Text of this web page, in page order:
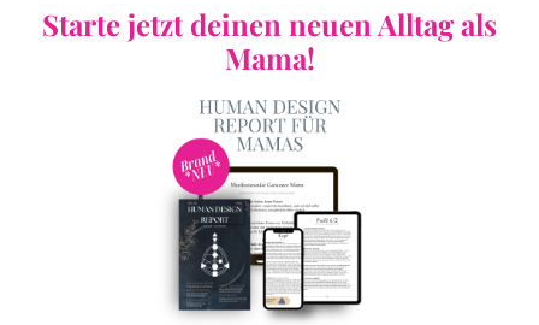
Starte jetzt deinen neuen Alltag als
Mama!